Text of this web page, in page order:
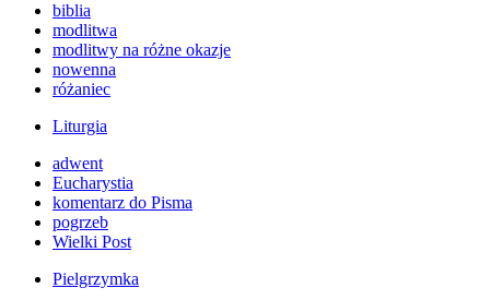
biblia
modlitwa
modlitwy na różne okazje
nowenna
różaniec
Liturgia
adwent
Eucharystia
komentarz do Pisma
pogrzeb
Wielki Post
Pielgrzymka